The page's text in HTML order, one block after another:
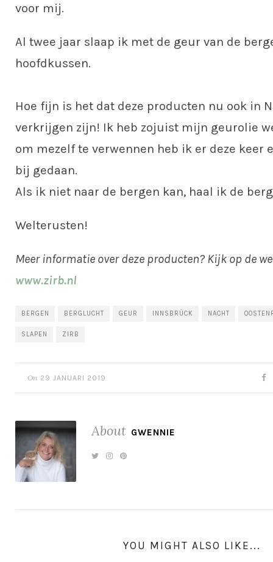
voor mij.
Al twee jaar slaap ik met de geur van de
hoofdkussen.
Hoe fijn is het dat deze producten nu ook in
verkrijgen zijn! Ik heb zojuist mijn geurolie
om mezelf te verwennen heb ik er deze keer
bij gedaan.
Als ik niet naar de bergen kan, haal ik de
Welterusten!
Meer informatie over deze producten? Kijk op de
www.zirb.nl
BERGEN BERGLUCHT GEUR INNSBRÜCK NACHT
SLAPEN ZIRB
On 29 JANUARI 2019
About GWENNIE
YOU MIGHT ALSO LIKE...